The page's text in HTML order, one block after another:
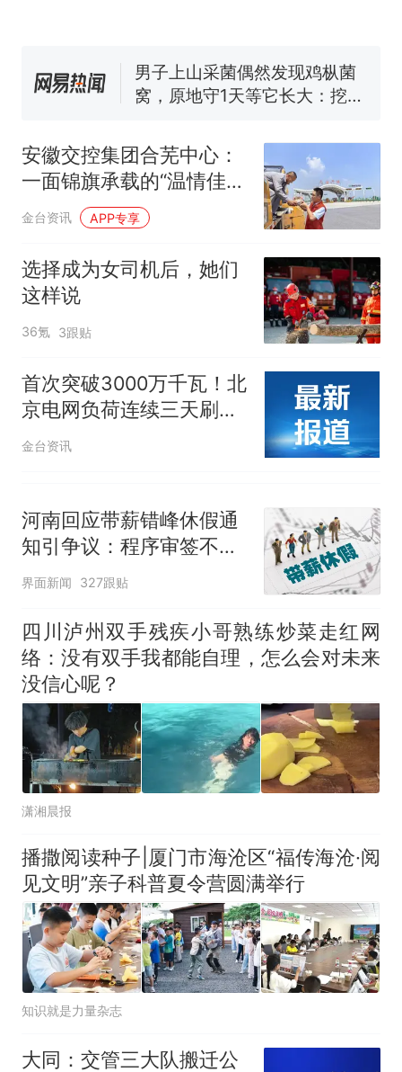
140多朵
美国渔民钓获鲨鱼徒手将其拽
回大海 目击者直呼震惊 （视频
官方通报
热
那个在床头放菜刀的女孩，
因老师一句“跟我回家”改写了
人生
安徽交控集团合芜中心：
一面锦旗承载的“温情佳
话”
金台资讯 APP专享
选择成为女司机后，她们
这样说
36氪 3跟贴
首次突破3000万千瓦！北
京电网负荷连续三天刷新
历史纪录
金台资讯
河南回应带薪错峰休假通
知引争议：程序审签不规
范，待修改后予以印发
界面新闻 327跟贴
四川泸州双手残疾小哥熟练炒菜走红网
络：没有双手我都能自理，怎么会对未来
没信心呢？
潇湘晨报
播撒阅读种子|厦门市海沧区“福传海沧·阅
见文明”亲子科普夏令营圆满举行
知识就是力量杂志
大同：交管三大队搬迁公